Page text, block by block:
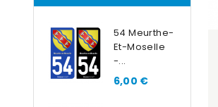
54 Meurthe-
Et-Moselle
-...
6,00 €